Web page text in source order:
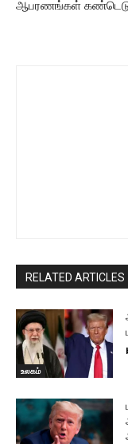
ஆபரணங்கள்
RELATED ARTICLES
உலகம்